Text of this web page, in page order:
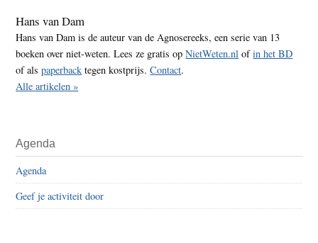
Hans van Dam
Hans van Dam is de auteur van de Agnosereeks, een serie van 13
boeken over niet-weten. Lees ze gratis opNietWeten.nl ofin het BD
of alspaperback tegen kostprijs.Contact.
Alle artikelen »
Agenda
Agenda
Geef je activiteit door